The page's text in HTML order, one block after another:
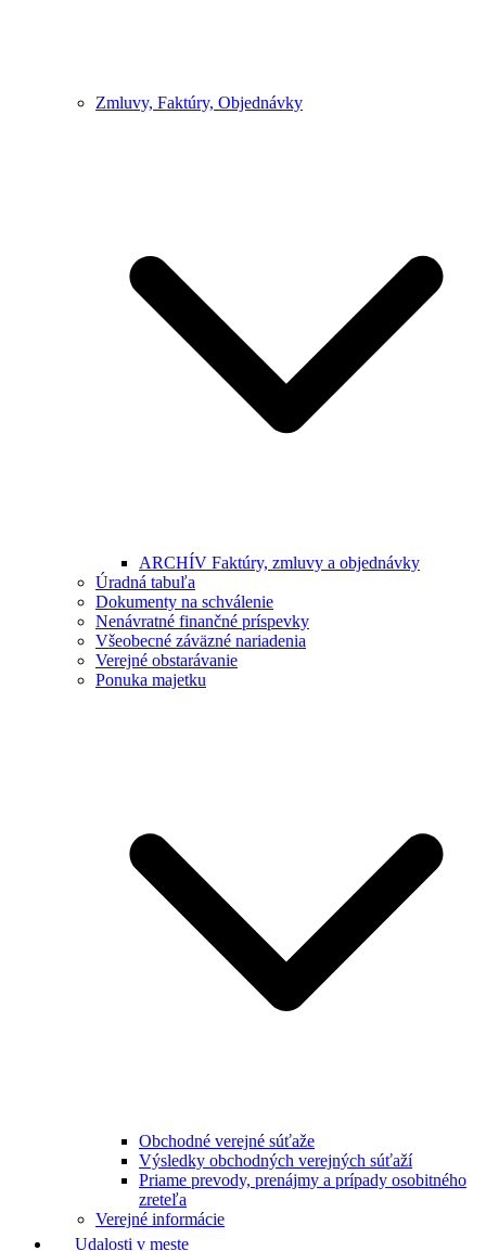
Zmluvy, Faktúry, Objednávky
ARCHÍV Faktúry, zmluvy a objednávky
Úradná tabuľa
Dokumenty na schválenie
Nenávratné finančné príspevky
Všeobecné záväzné nariadenia
Verejné obstarávanie
Ponuka majetku
Obchodné verejné súťaže
Výsledky obchodných verejných súťaží
Priame prevody, prenájmy a prípady osobitného
zreteľa
Verejné informácie
Udalosti v meste